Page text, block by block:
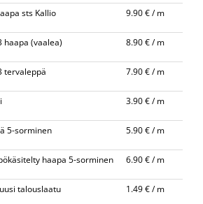
sts Kallio 9.90 € / m
haapa (vaalea) 8.90 € / m
tervaleppä 7.90 € / m
3.90 € / m
5-sorminen 5.90 € / m
haapa 5-sorminen 6.90 € / m
talouslaatu 1.49 € / m